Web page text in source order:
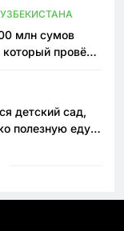
млн сумов
провёл
детский сад,
полезную еду.